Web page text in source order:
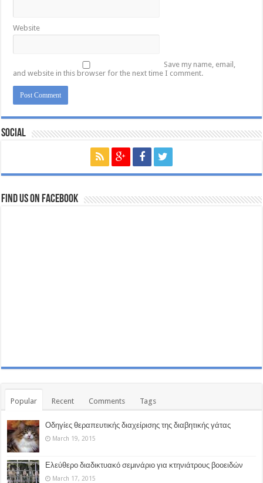
Website
Save my name, email,
and website in this browser for the next time I comment.
Social
Find us on Facebook
Popular Recent Comments Tags
Οδηγίες θεραπευτικής διαχείρισης της διαβητικής γάτας
March 19, 2015
Ελεύθερο διαδικτυακό σεμινάριο για κτηνιάτρους βοοειδών
March 17, 2015